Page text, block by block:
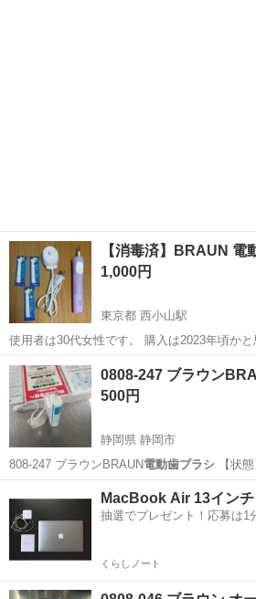
【消毒済】BRAUN 電
1,000円
東京都 西小山駅
使用者は30代女性です。 購入は2023年頃かと思います。 ここ2年ほど
使っていないのでお譲りします。 替ブラシ×3お付けします。 消毒済
み、充電作動確認済み。 比較的状態はいい方
をご理解ください...
東京 目黒区 家電
0808-247 ブラウン
500円
静岡県 静岡市
808-247 ブラウンBRAUN電動歯ブラシ 【状
静岡市 美容家電 電動歯ブラシ
MacBook Air 13イン
抽選でプレゼント！応募は1
くらしノート